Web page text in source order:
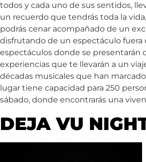
todos y cada uno de sus sentidos,
un recuerdo que tendrás toda la
podrás cenar acompañado de un
disfrutando de un espectáculo fuera
espectáculos donde se presentarán
experiencias que te llevarán a un
décadas musicales que han
lugar tiene capacidad para 250
sábado, donde encontrarás una
DEJA VU